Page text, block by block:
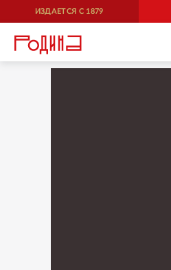
ИЗДАЕТСЯ С 1879